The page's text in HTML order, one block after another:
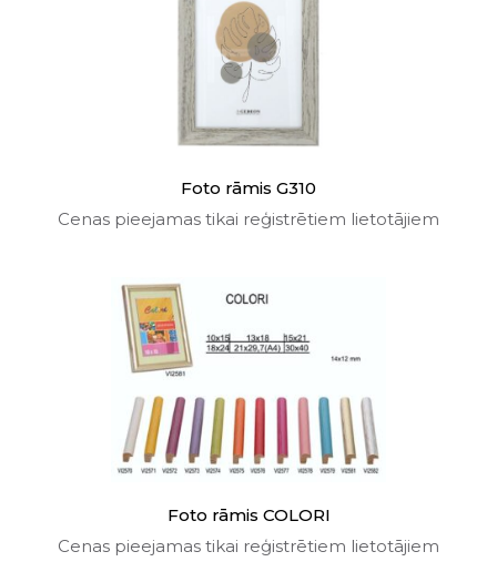
Foto rāmis G310
Cenas pieejamas tikai reģistrētiem lietotājiem
Foto rāmis COLORI
Cenas pieejamas tikai reģistrētiem lietotājiem